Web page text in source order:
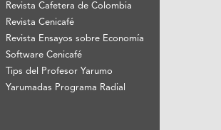
Revista Cafetera de Colombia
Revista Cenicafé
Revista Ensayos sobre Economía
Software Cenicafé
Tips del Profesor Yarumo
Yarumadas Programa Radial